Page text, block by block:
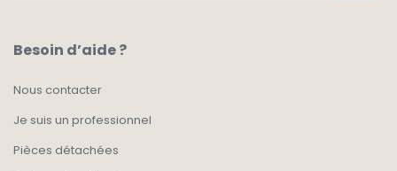
Besoin d’aide ?
Nous contacter
Je suis un professionnel
Pièces détachées